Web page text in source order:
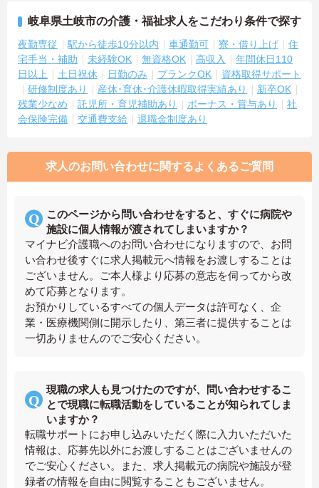
岐阜県土岐市の介護・福祉求人をこだわり条件で探す
夜勤専従 駅から徒歩10分以内 車通勤可 寮・借り上げ
住
宅手当・補助
未経験OK 無資格OK 高収入
年間休日110
日以上
土日祝休 日勤のみ ブランクOK
資格取得サポート
研修制度あり
産休･育休･介護休暇取得実績あり
新卒OK
残業少なめ
託児所・育児補助あり ボーナス・賞与あり
社
会保険完備
交通費支給 退職金制度あり
求人のお問い合わせに関するよくあるご質問
このページから問い合わせをすると、すぐに病院や
施設に個人情報が渡されてしまいますか？
マイナビ介護職へのお問い合わせになりますので、お問
い合わせ後すぐに求人掲載元へ情報をお渡しすることは
ございません。ご本人様より応募の意志を伺ってから改
めて応募となります。
お預かりしているすべての個人データは許可なく、企
業・医療機関側に開示したり、第三者に提供することは
一切ありませんのでご安心ください。
現職の求人も見つけたのですが、問い合わせするこ
とで現職に転職活動をしていることが知られてしま
いますか？
転職サポートにお申し込みいただく際に入力いただいた
情報は、応募先以外にお渡しすることはございませんの
でご安心ください。また、求人掲載元の病院や施設が登
録者の情報を自由に閲覧することもございません。